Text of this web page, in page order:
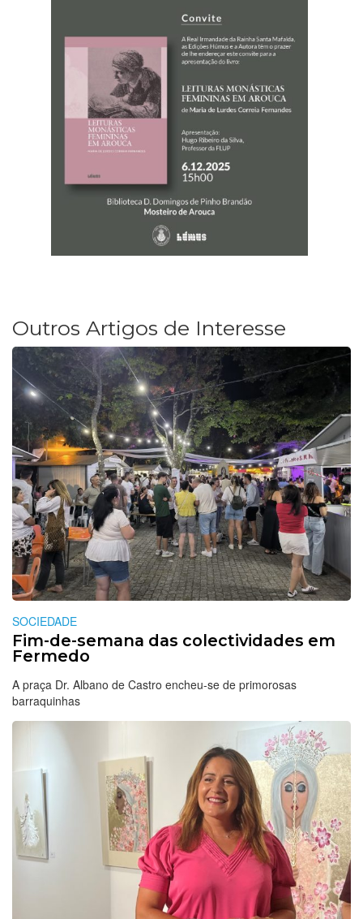
Outros Artigos de Interesse
SOCIEDADE
Fim-de-semana das colectividades em
Fermedo
A praça Dr. Albano de Castro encheu-se de primorosas
barraquinhas